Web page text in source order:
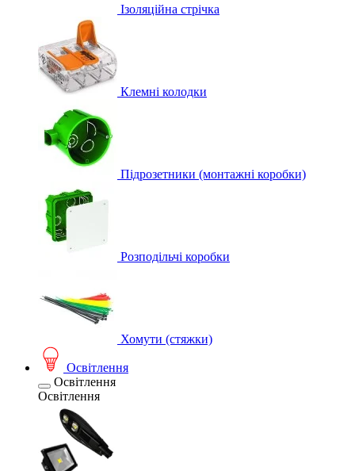
Ізоляційна стрічка
Клемні колодки
Підрозетники (монтажні коробки)
Розподільчі коробки
Хомути (стяжки)
Освітлення
Освітлення
Освітлення